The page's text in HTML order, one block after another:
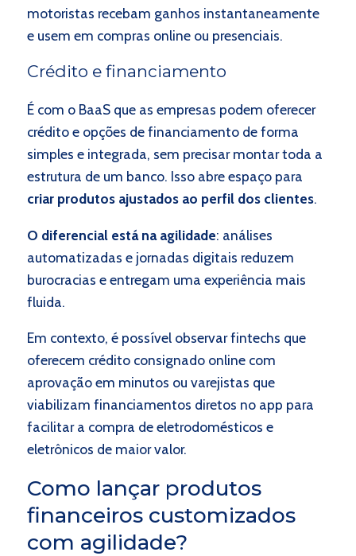
motoristas recebam ganhos instantaneamente
e usem em compras online ou presenciais.
Crédito e financiamento
É com o BaaS que as empresas podem oferecer
crédito e opções de financiamento de forma
simples e integrada, sem precisar montar toda a
estrutura de um banco. Isso abre espaço para
criar produtos ajustados ao perfil dos clientes.
O diferencial está na agilidade: análises
automatizadas e jornadas digitais reduzem
burocracias e entregam uma experiência mais
fluida.
Em contexto, é possível observar fintechs que
oferecem crédito consignado online com
aprovação em minutos ou varejistas que
viabilizam financiamentos diretos no app para
facilitar a compra de eletrodomésticos e
eletrônicos de maior valor.
Como lançar produtos
financeiros customizados
com agilidade?